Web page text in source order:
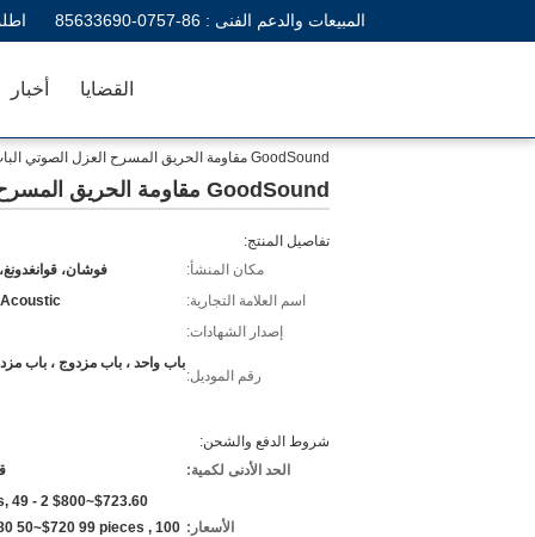
المبيعات والدعم الفنى : 86-0757-85633690
أخبار القضايا
GoodSound مقاومة الحريق المسرح العزل الصوتي الباب المنزلق الصوتي
GoodSound مقاومة الحريق المسرح العزل الصوتي الباب المنزلق الصوتي
تفاصيل المنتج:
مكان المنشأ:
فوشان،
اسم العلامة التجارية:
إصدار الشهادات:
رقم الموديل:
باب واحد ، باب مزدوج ، باب
شروط الدفع والشحن:
الحد الأدنى لكمية:
الأسعار: 50~$720 99 pieces , 100